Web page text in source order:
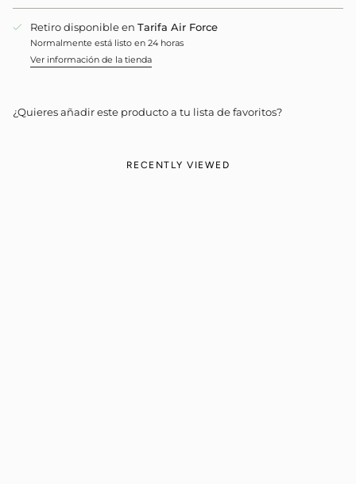
Retiro disponible en Tarifa Air Force
Normalmente está listo en 24 horas
Ver información de la tienda
¿Quieres añadir este producto a tu lista de favoritos?
RECENTLY VIEWED